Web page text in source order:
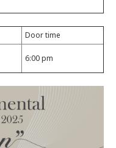
Door time
6:00 pm